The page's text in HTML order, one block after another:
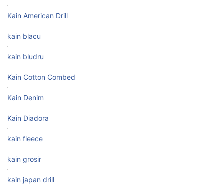
Kain American Drill
kain blacu
kain bludru
Kain Cotton Combed
Kain Denim
Kain Diadora
kain fleece
kain grosir
kain japan drill